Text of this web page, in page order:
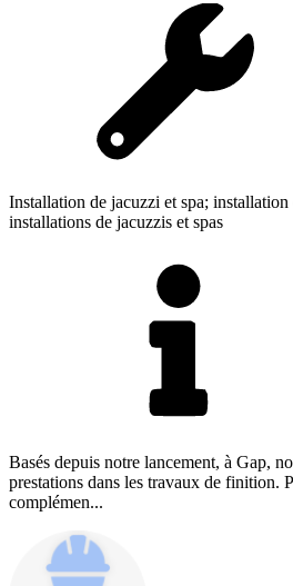
Installation de jacuzzi et spa; installation
installations de jacuzzis et spas
Basés depuis notre lancement, à Gap,
prestations dans les travaux de finition.
complémen...